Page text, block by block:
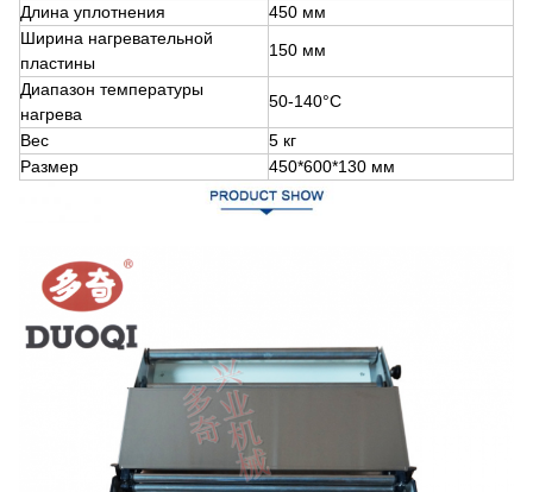
Длина уплотнения
450 мм
Ширина нагревательной
пластины
150 мм
Диапазон температуры
нагрева
50-140°С
Вес
5 кг
Размер
450*600*130 мм